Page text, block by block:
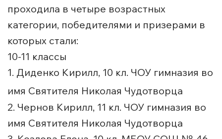
проходила в четыре возрастных
категории, победителями и призерами в
которых стали:
10-11 классы
1. Диденко Кирилл, 10 кл. ЧОУ гимназия во
имя Святителя Николая Чудотворца
2. Чернов Кирилл, 11 кл. ЧОУ гимназия во
имя Святителя Николая Чудотворца